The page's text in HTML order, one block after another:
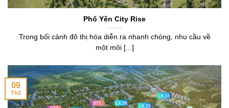
Phổ Yên City Rise
Trong bối cảnh đô thị hóa diễn ra nhanh chóng, nhu cầu về
một môi [...]
09
Th2